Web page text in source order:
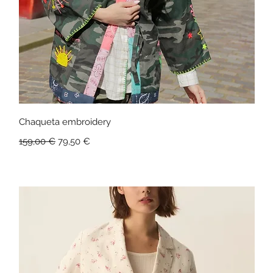
Vista rápida
Chaqueta embroidery
Precio
159,00 € Precio de oferta
79,50 €